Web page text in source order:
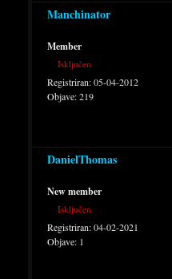
Manchinator
Member
Isključen
Registriran:05-04-2012
Objave:219
DanielThomas
New member
Isključen
Registriran:04-02-2021
Objave: 1